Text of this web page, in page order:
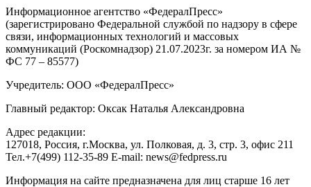
Информационное агентство «ФедералПресс»
(зарегистрировано Федеральной службой по надзору в сфере
связи, информационных технологий и массовых
коммуникаций (Роскомнадзор) 21.07.2023г. за номером ИА №
ФС 77 – 85577)
Учредитель: ООО «ФедералПресс»
Главный редактор: Оксак Наталья Александровна
Адрес редакции:
127018, Россия, г.Москва, ул. Полковая, д. 3, стр. 3, офис 211
Тел.+7(499) 112-35-89 E-mail: news@fedpress.ru
Информация на сайте предназначена для лиц старше 16 лет